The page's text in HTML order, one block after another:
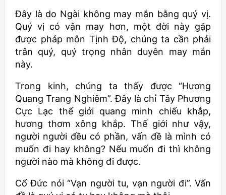
Đây là do Ngài không may mắn bằng quý vị.
Quý vị có vận may hơn, một đời này gặp
được pháp môn Tịnh Độ, chúng ta cần phải
trân quý, quý trọng nhân duyên may mắn
này.
Trong kinh, chúng ta thấy được “Hương
Quang Trang Nghiêm”. Đây là chỉ Tây Phương
Cực Lạc thế giới quang minh chiếu khắp,
hương thơm xông khắp. Thế giới như vậy,
người người đều có phần, vấn đề là mình có
muốn đi hay không? Nếu muốn đi thì không
người nào mà không đi được.
Cổ Đức nói “Vạn người tu, vạn người đi”. Vấn